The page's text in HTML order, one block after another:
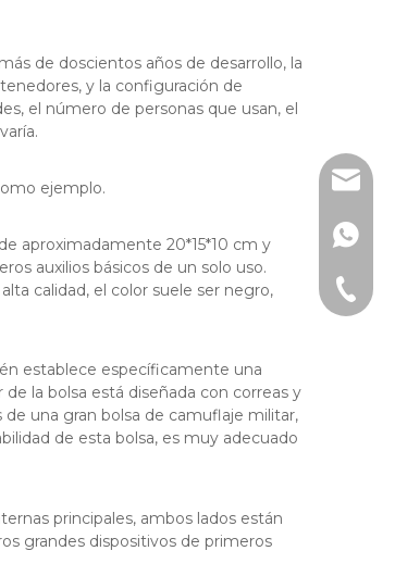
de doscientos años de desarrollo, la
y la configuración de
el número de personas que usan, el
ejemplo.
aproximadamente 20*15*10 cm y
auxilios básicos de un solo uso.
calidad, el color suele ser negro,
establece específicamente una
la bolsa está diseñada con correas y
de una gran bolsa de camuflaje militar,
de esta bolsa, es muy adecuado
principales, ambos lados están
grandes dispositivos de primeros
+86-
+86-